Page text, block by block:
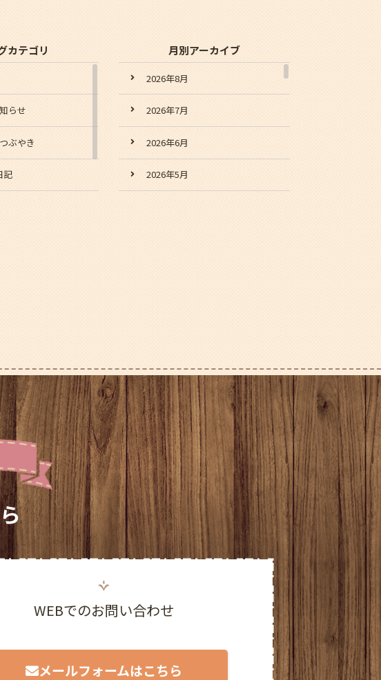
カテゴリ
らせ
ぶやき
記
月別アーカイブ
2026年8月
2026年7月
2026年6月
2026年5月
2026年4月
2026年3月
2026年2月
2026年1月
2025年12月
2025年11月
2025年10月
2025年9月
2025年8月
2025年7月
2025年6月
2025年5月
WEBでのお問い合わせ
メールフォームはこちら